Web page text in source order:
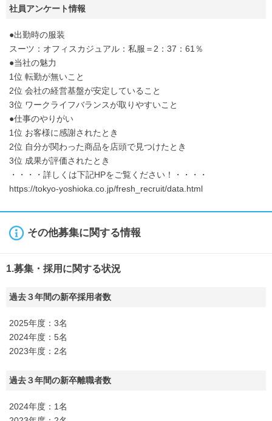
社員アンケート情報
●出勤時の服装
スーツ：オフィスカジュアル：私服＝2：37：61％
●当社の魅力
1位 転勤が無いこと
2位 会社の経営基盤が安定していること
3位 ワークライフバランスが取りやすいこと
●仕事のやりがい
1位 お客様に感謝されたとき
2位 自分が関わった商品を店頭で見つけたとき
3位 成果が評価されたとき
・・・・詳しくは下記HPをご覧ください！・・・・
https://tokyo-yoshioka.co.jp/fresh_recruit/data.html
その他募集に関する情報
1.募集・採用に関する状況
過去３年間の新卒採用者数
2025年度：3名
2024年度：5名
2023年度：2名
過去３年間の新卒離職者数
2024年度：1名